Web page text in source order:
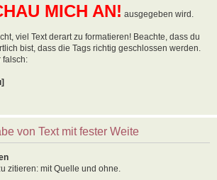
MICH AN! ausgegeben wird.
viel Text derart zu formatieren! Beachte, dass du
bist, dass die Tags richtig geschlossen werden.
falsch:
von Text mit fester Weite
zitieren: mit Quelle und ohne.